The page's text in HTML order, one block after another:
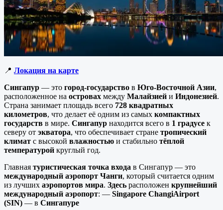
📍 Локация на карте
Сингапур — это город-государство в Юго-Восточной Азии,
расположенное на островах между Малайзией и Индонезией.
Страна занимает площадь всего 728 квадратных
километров, что делает её одним из самых компактных
государств в мире. Сингапур находится всего в 1 градусе к
северу от экватора, что обеспечивает стране тропический
климат с высокой влажностью и стабильно тёплой
температурой круглый год.
Главная туристическая точка входа в Сингапур — это
международный аэропорт Чанги, который считается одним
из лучших аэропортов мира. Здесь расположен крупнейший
международный аэропорт: — Singapore ChangiAirport
(SIN) — в Сингапуре